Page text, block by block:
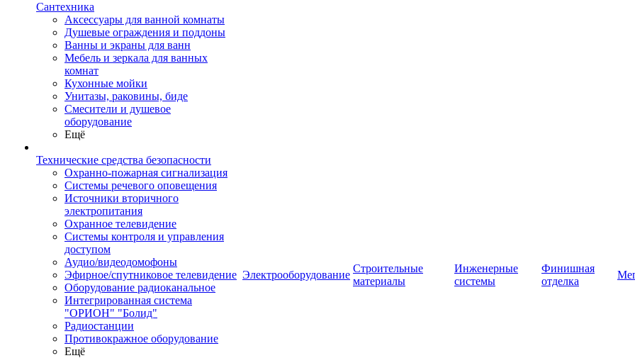
Сантехника
Аксессуары для ванной комнаты
Душевые ограждения и поддоны
Ванны и экраны для ванн
Мебель и зеркала для ванных
комнат
Кухонные мойки
Унитазы, раковины, биде
Смесители и душевое
оборудование
Ещё
Технические средства безопасности
Охранно-пожарная сигнализация
Системы речевого оповещения
Источники вторичного
электропитания
Охранное телевидение
Системы контроля и управления
доступом
Аудио/видеодомофоны
Эфирное/спутниковое телевидение
Оборудование радиоканальное
Интегрированная система
"ОРИОН" "Болид"
Радиостанции
Противокражное оборудование
Ещё
Электрооборудование
Строительные
материалы
Инженерные
системы
Финишная
отделка